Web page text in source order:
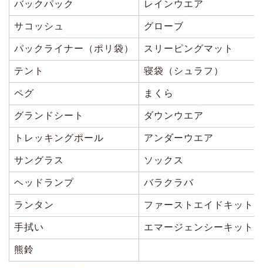
バックパック
レインウエア
サコッシュ グローブ
パックライナー（ポリ袋） スリーピングマット
テント 寝袋（シュラフ）
ペグ まくら
グランドシート ダウンウエア
トレッキングポール アンダーウエア
サングラス ソックス
ヘッドランプ バラクラバ
ランタン ファーストエイドキット
手拭い エマージェンシーキット
熊鈴